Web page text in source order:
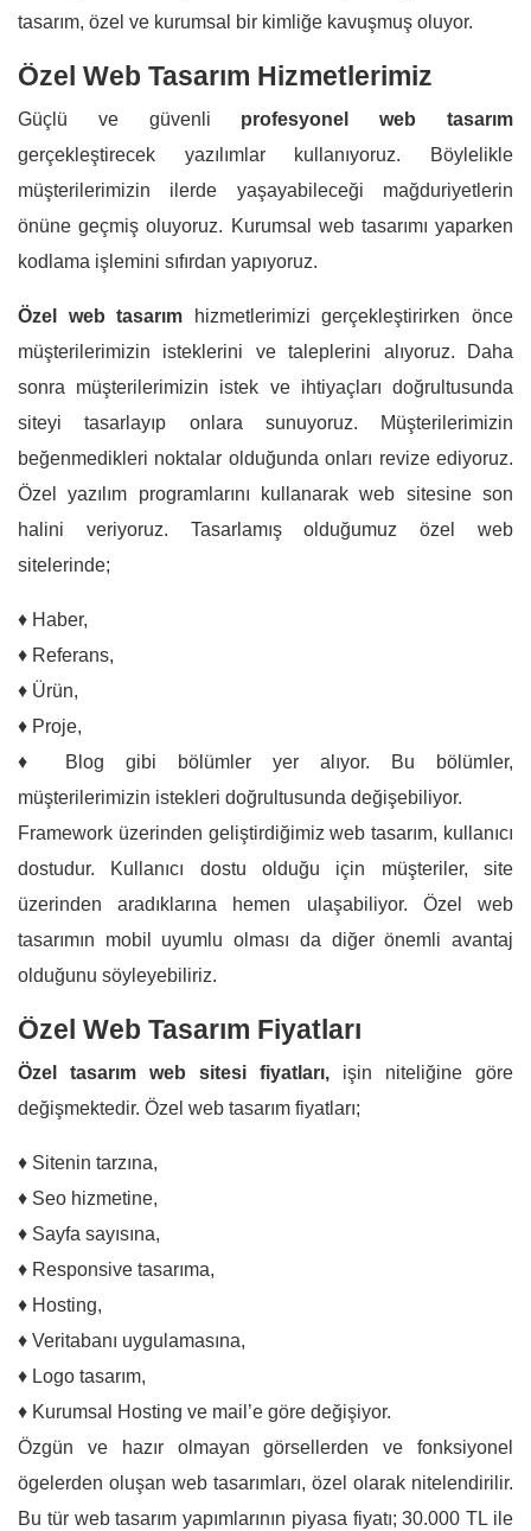
tasarım, özel ve kurumsal bir kimliğe kavuşmuş oluyor.
Özel Web Tasarım Hizmetlerimiz
Güçlü ve güvenli profesyonel web tasarım
gerçekleştirecek yazılımlar kullanıyoruz. Böylelikle
müşterilerimizin ilerde yaşayabileceği mağduriyetlerin
önüne geçmiş oluyoruz. Kurumsal web tasarımı yaparken
kodlama işlemini sıfırdan yapıyoruz.
Özel web tasarım
hizmetlerimizi gerçekleştirirken önce
müşterilerimizin isteklerini ve taleplerini alıyoruz. Daha
sonra müşterilerimizin istek ve ihtiyaçları doğrultusunda
siteyi tasarlayıp onlara sunuyoruz. Müşterilerimizin
beğenmedikleri noktalar olduğunda onları revize ediyoruz.
Özel yazılım programlarını kullanarak web sitesine son
halini veriyoruz. Tasarlamış olduğumuz özel web
sitelerinde;
♦ Haber,
♦ Referans,
♦ Ürün,
♦ Proje,
♦ Blog gibi bölümler yer alıyor. Bu bölümler,
müşterilerimizin istekleri doğrultusunda değişebiliyor.
Framework üzerinden geliştirdiğimiz web tasarım, kullanıcı
dostudur. Kullanıcı dostu olduğu için müşteriler, site
üzerinden aradıklarına hemen ulaşabiliyor. Özel web
tasarımın mobil uyumlu olması da diğer önemli avantaj
olduğunu söyleyebiliriz.
Özel Web Tasarım Fiyatları
Özel tasarım web sitesi fiyatları, işin niteliğine göre
değişmektedir. Özel web tasarım fiyatları;
♦ Sitenin tarzına,
♦ Seo hizmetine,
♦ Sayfa sayısına,
♦ Responsive tasarıma,
♦ Hosting,
♦ Veritabanı uygulamasına,
♦ Logo tasarım,
♦ Kurumsal Hosting ve mail’e göre değişiyor.
Özgün ve hazır olmayan görsellerden ve fonksiyonel
ögelerden oluşan web tasarımları, özel olarak nitelendirilir.
Bu tür web tasarım yapımlarının piyasa fiyatı; 30.000 TL ile